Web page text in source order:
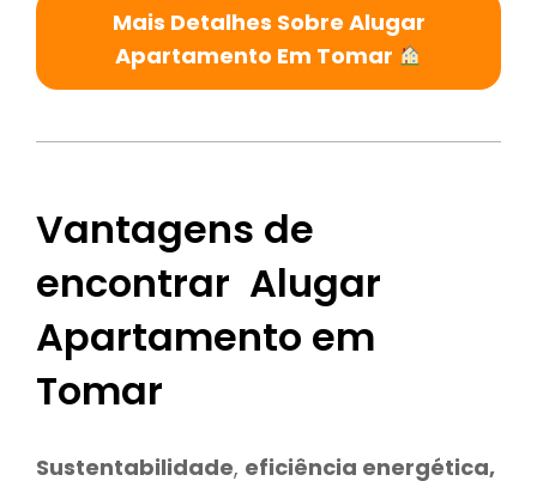
Mais Detalhes Sobre Alugar
Apartamento Em Tomar
Vantagens de
encontrar Alugar
Apartamento em
Tomar
Sustentabilidade, eficiência energética,